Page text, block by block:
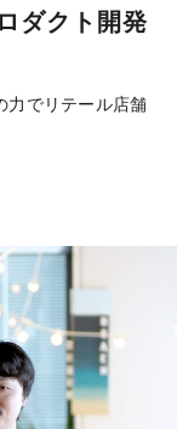
ダクト開発
力でリテール店舗